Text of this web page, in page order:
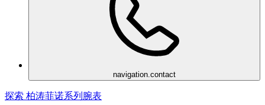
navigation.contact
探索 柏涛菲诺系列腕表